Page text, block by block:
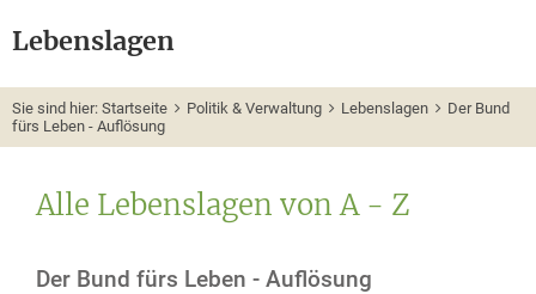
Lebenslagen
Sie sind hier: Startseite Politik & Verwaltung Lebenslagen
Der Bund
fürs Leben - Auflösung
Alle Lebenslagen von A - Z
Der Bund fürs Leben - Auflösung